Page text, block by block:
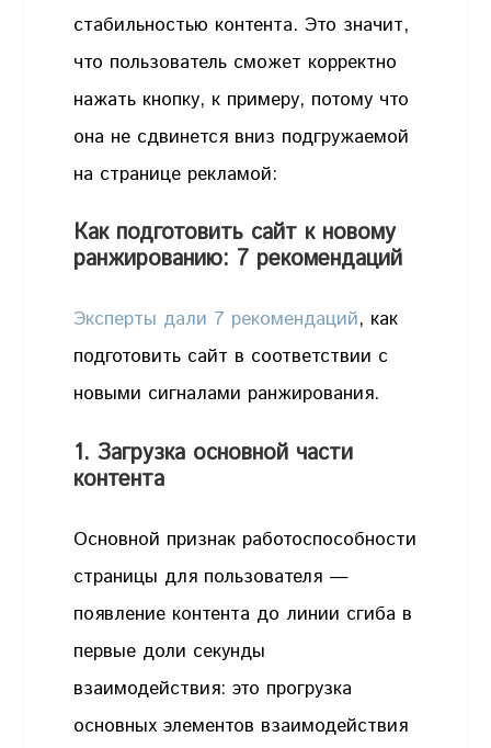
стабильностью контента. Это значит,
что пользователь сможет корректно
нажать кнопку, к примеру, потому что
она не сдвинется вниз подгружаемой
на странице рекламой:
Как подготовить сайт к новому
ранжированию: 7 рекомендаций
Эксперты дали 7 рекомендаций, как
подготовить сайт в соответствии с
новыми сигналами ранжирования.
1. Загрузка основной части
контента
Основной признак работоспособности
страницы для пользователя —
появление контента до линии сгиба в
первые доли секунды
взаимодействия: это прогрузка
основных элементов взаимодействия